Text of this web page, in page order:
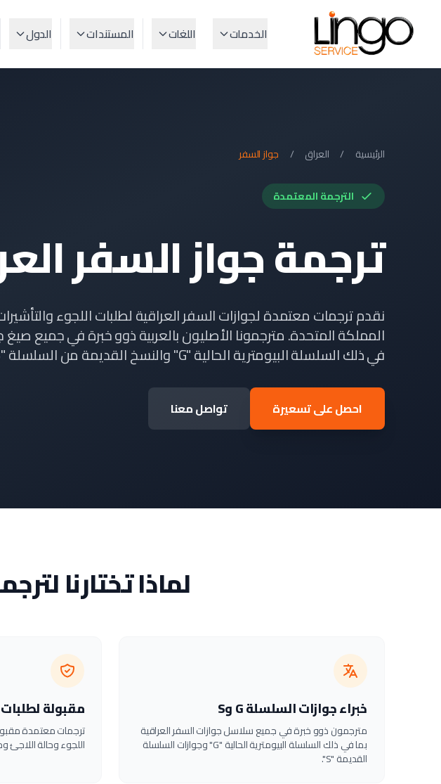
الخدمات اللغات المستندات الدول
الرئيسية / العراق / جواز السفر
الترجمة المعتمدة
ترجمة جواز السفر
نقدم ترجمات معتمدة لجوازات السفر العراقية لطلبات اللجوء
المملكة المتحدة. مترجمونا الأصليون بالعربية ذوو خبرة في جميع صيغ
في ذلك السلسلة البيومترية الحالية "G" والنسخ القديمة من السلسلة "S".
احصل على تسعيرة تواصل معنا
لماذا تختارنا
خبراء جوازات السلسلة G وS
مترجمون ذوو خبرة في جميع سلاسل جوازات السفر العراقية
بما في ذلك السلسلة البيومترية الحالية "G" وجوازات السلسلة
القديمة "S".
مقبولة
ترجمات معتمدة
اللجوء وحالة اللاجئ